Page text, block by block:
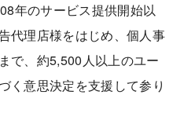
年のサービス提供開始以
代理店様をはじめ、個人事
で、約5,500人以上のユー
く意思決定を支援して参り